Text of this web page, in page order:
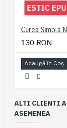
ESTIC
130 RON
Adaugă în Coş
ALTI CLIENTI
ASEMENEA